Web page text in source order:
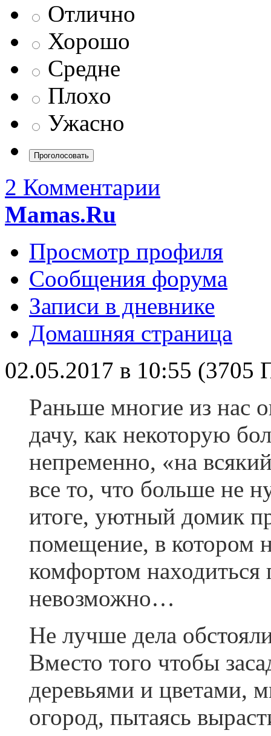
Отлично
Хорошо
Средне
Плохо
Ужасно
2 Комментарии
Mamas.Ru
Просмотр профиля
Сообщения форума
Записи в дневнике
Домашняя страница
02.05.2017 в 10:55 (3705
Раньше многие из нас
дачу, как некоторую
непременно, «на
все то, что больше не
итоге, уютный домик
помещение, в котором
комфортом находиться
невозможно…
Не лучше дела
Вместо того чтобы
деревьями и цветами,
огород, пытаясь